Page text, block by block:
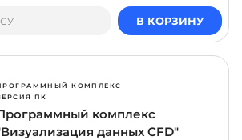
В КОРЗИНУ
КОМПЛЕКС
ПК
комплекс
данных CFD"